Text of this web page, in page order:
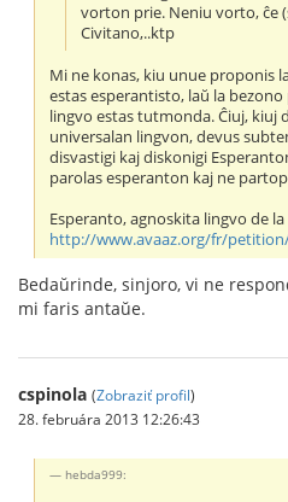
vorton prie. Neniu vorto, ĉe
Civitano,..ktp
Mi ne konas, kiu unue proponis
estas esperantisto, laŭ la
lingvo estas tutmonda. Ĉiuj, kiuj
universalan lingvon, devus
disvastigi kaj diskonigi
parolas esperanton kaj ne
Esperanto, agnoskita lingvo de la
http://www.avaaz.org/fr/petition/
Bedaŭrinde, sinjoro, vi ne
mi faris antaŭe.
cspinola (Zobraziť profil)
28. februára 2013 12:26:43
hebda999: